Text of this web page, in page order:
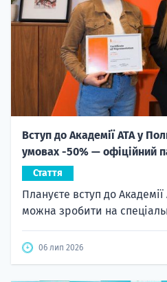
Вступ до Академії ATA у
умовах -50% — офіційний
Стаття
Плануєте вступ до
можна зробити на
06 лип 2026